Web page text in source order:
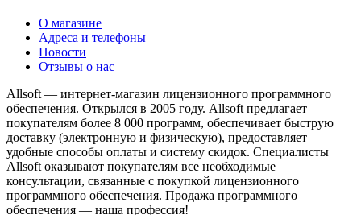
О магазине
Адреса и телефоны
Новости
Отзывы о нас
Allsoft — интернет-магазин лицензионного программного
обеспечения. Открылся в 2005 году. Allsoft предлагает
покупателям более 8 000 программ, обеспечивает быструю
доставку (электронную и физическую), предоставляет
удобные способы оплаты и систему скидок. Специалисты
Allsoft оказывают покупателям все необходимые
консультации, связанные с покупкой лицензионного
программного обеспечения. Продажа программного
обеспечения — наша профессия!